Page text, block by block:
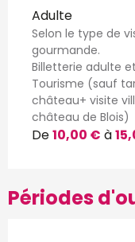
Adulte
Selon le type de
gourmande.
Billetterie adulte
Tourisme (sauf
château+ visite
château de Blois)
De10,00 € à
Périodes